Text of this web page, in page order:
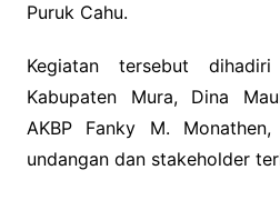
Puruk Cahu.
Kegiatan tersebut
Kabupaten Mura, Dina
AKBP Fanky M.
undangan dan stakeholder